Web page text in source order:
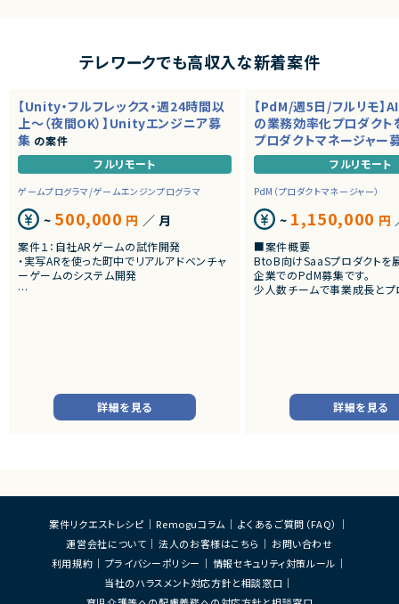
テレワークでも高収入な新着案件
【Unity・フルフレックス・週24時間以
上～（夜間OK）】Unityエンジニア募
集 の案件
フルリモート
ゲームプログラマ/ゲームエンジンプログラマ
~ 500,000 円 ／ 月
案件１：自社ARゲームの試作開発
・実写ARを使った町中でリアルアドベンチャ
ーゲームのシステム開発
詳細を見る
【PdM/週5日/フルリモ】
の業務効率化プロダクト
プロダクトマネージャー
フルリモート
PdM（プロダクトマネージャー）
~ 1,150,000 円
■案件概要
BtoB向けSaaSプロダクトを
企業でのPdM募集です。
少人数チームで事業成長とプ
・新規サービス開発プロジェ
・仮説立案、検証、優先順位付
・KPI設計、ロードマップ策定
・エンジニア、デザイナー、CS
ィングとの連携推進
■募集背景
詳細を見る
案件リクエストレシピ Remoguコラム
よくあるご質問（FAQ）
運営会社について
法人のお客様はこちら
お問い合わせ
利用規約
プライバシーポリシー
情報セキュリティ対策ルール
当社のハラスメント対応方針と相談窓口